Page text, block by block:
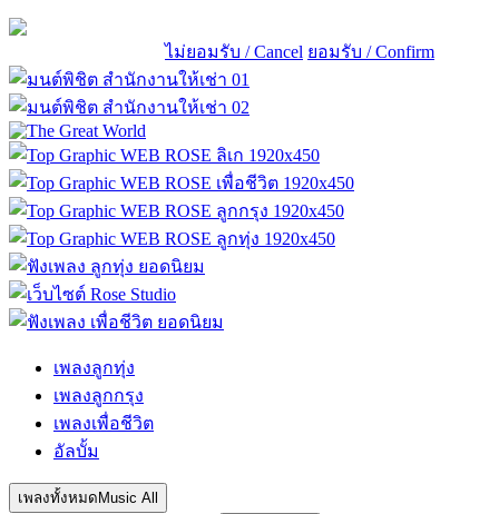
ไม่ยอมรับ / Cancel ยอมรับ / Confirm
เพลงลูกทุ่ง
เพลงลูกกรุง
เพลงเพื่อชีวิต
อัลบั้ม
เพลงทั้งหมด Music All